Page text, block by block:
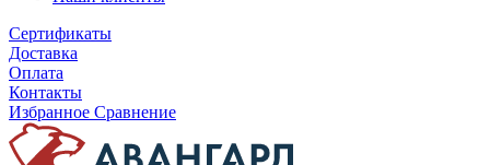
Сертификаты
Доставка
Оплата
Контакты
Избранное Сравнение